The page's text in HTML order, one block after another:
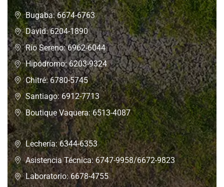
Bugaba: 6674-6763
David: 6204-1890
Río Sereno: 6962-6044
Hipódromo: 6203-9324
Chitré: 6780-5745
Santiago: 6912-7713
Boutique Vaquera: 6513-4087
Lechería: 6344-6353
Asistencia Técnica: 6747-9958/6672-9823
Laboratorio: 6678-4755